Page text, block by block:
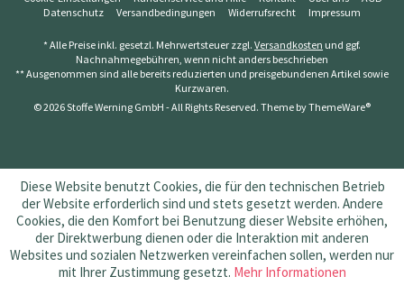
Datenschutz
Versandbedingungen Widerrufsrecht Impressum
* Alle Preise inkl. gesetzl. Mehrwertsteuer zzgl. Versandkosten und ggf.
Nachnahmegebühren, wenn nicht anders beschrieben
** Ausgenommen sind alle bereits reduzierten und preisgebundenen Artikel sowie
Kurzwaren.
© 2026 Stoffe Werning GmbH - All Rights Reserved. Theme byThemeWare®
Diese Website benutzt Cookies, die für den technischen Betrieb
der Website erforderlich sind und stets gesetzt werden. Andere
Cookies, die den Komfort bei Benutzung dieser Website erhöhen,
der Direktwerbung dienen oder die Interaktion mit anderen
Websites und sozialen Netzwerken vereinfachen sollen, werden nur
mit Ihrer Zustimmung gesetzt. Mehr Informationen